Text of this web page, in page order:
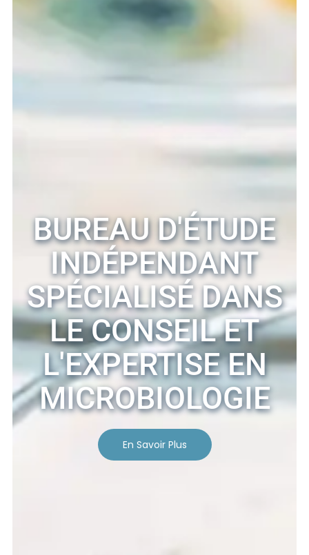
BUREAU D'ÉTUDE
INDÉPENDANT
SPÉCIALISÉ DANS
LE CONSEIL ET
L'EXPERTISE EN
MICROBIOLOGIE
En Savoir Plus